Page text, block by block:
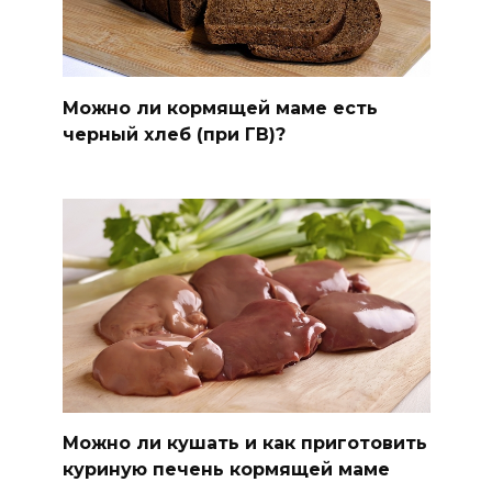
Можно ли кормящей маме есть
черный хлеб (при ГВ)?
Можно ли кушать и как приготовить
куриную печень кормящей маме